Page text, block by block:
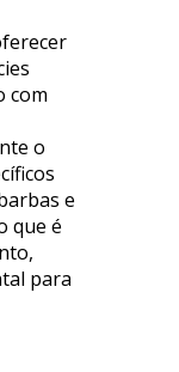
com
o
e
que é
para